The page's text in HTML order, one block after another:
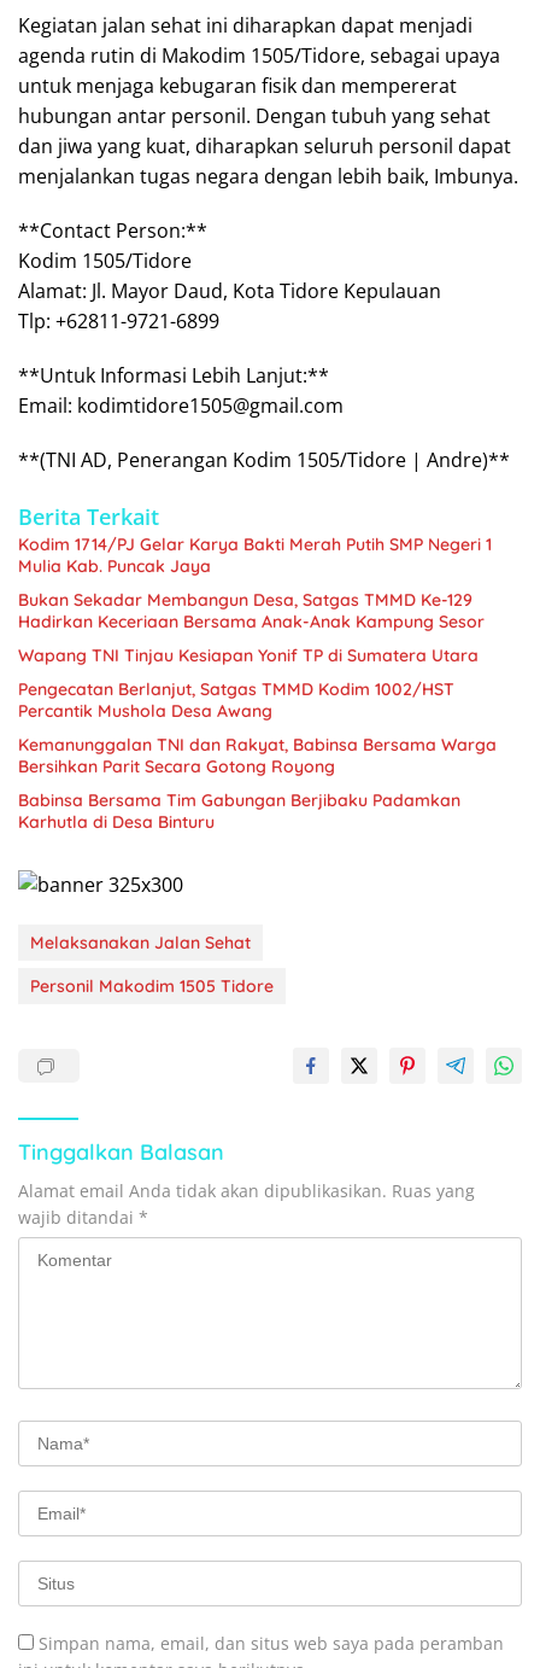
Kegiatan jalan sehat ini diharapkan dapat menjadi
agenda rutin di Makodim 1505/Tidore, sebagai upaya
untuk menjaga kebugaran fisik dan mempererat
hubungan antar personil. Dengan tubuh yang sehat
dan jiwa yang kuat, diharapkan seluruh personil dapat
menjalankan tugas negara dengan lebih baik, Imbunya.
**Contact Person:**
Kodim 1505/Tidore
Alamat: Jl. Mayor Daud, Kota Tidore Kepulauan
Tlp: +62811-9721-6899
**Untuk Informasi Lebih Lanjut:**
Email: kodimtidore1505@gmail.com
**(TNI AD, Penerangan Kodim 1505/Tidore | Andre)**
Berita Terkait
Kodim 1714/PJ Gelar Karya Bakti Merah Putih SMP Negeri 1
Mulia Kab. Puncak Jaya
Bukan Sekadar Membangun Desa, Satgas TMMD Ke-129
Hadirkan Keceriaan Bersama Anak-Anak Kampung Sesor
Wapang TNI Tinjau Kesiapan Yonif TP di Sumatera Utara
Pengecatan Berlanjut, Satgas TMMD Kodim 1002/HST
Percantik Mushola Desa Awang
Kemanunggalan TNI dan Rakyat, Babinsa Bersama Warga
Bersihkan Parit Secara Gotong Royong
Babinsa Bersama Tim Gabungan Berjibaku Padamkan
Karhutla di Desa Binturu
Melaksanakan Jalan Sehat
Personil Makodim 1505 Tidore
Tinggalkan Balasan
Alamat email Anda tidak akan dipublikasikan. Ruas yang
wajib ditandai *
Simpan nama, email, dan situs web saya pada peramban